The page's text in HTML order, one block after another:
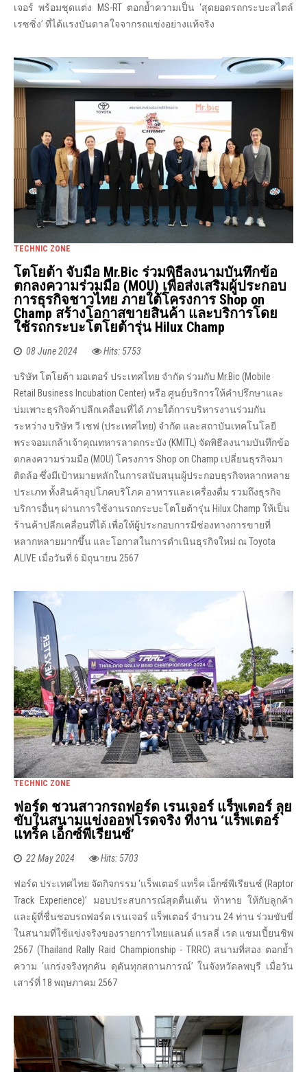
เจอร์ พร้อมชุดแต่ง MS-RT ตอกย้ำความเป็น ‘สุดยอดรถกระบะสไตล์
เรซซิ่ง’ ที่ได้แรงบันดาลใจจากรถแข่งอย่างแท้จริง
TECHNIC ZONE
โตโยต้า จับมือ Mr.Bic ร่วมพิธีลงนามบันทึกข้อ
ตกลงความร่วมมือ (MOU) เพื่อส่งเสริมผู้ประกอบ
การธุรกิจชาวไทย ภายใต้โครงการ Shop on
Champ สร้างโอกาสขายสินค้า และบริการโดย
ใช้รถกระบะโตโยต้ารุ่น Hilux Champ
08 June 2024 Hits: 5753
บริษัท โตโยต้า มอเตอร์ ประเทศไทย จำกัด ร่วมกับ Mr.Bic (Mobile
Retail Business Incubation Center) หรือ ศูนย์บริการให้คำปรึกษาและ
บ่มเพาะธุรกิจค้าปลีกเคลื่อนที่ได้ ภายใต้การบริหารงานร่วมกัน
ระหว่าง บริษัท วี เชฟ (ประเทศไทย) จำกัด และสถาบันเทคโนโลยี
พระจอมเกล้าเจ้าคุณทหารลาดกระบัง (KMITL) จัดพิธีลงนามบันทึกข้อ
ตกลงความร่วมมือ (MOU) โครงการ Shop on Champ เปลี่ยนธุรกิจมา
ติดล้อ ซึ่งมีเป้าหมายหลักในการสนับสนุนผู้ประกอบธุรกิจหลากหลาย
ประเภท ทั้งสินค้าอุปโภคบริโภค อาหารและเครื่องดื่ม รวมถึงธุรกิจ
บริการอื่นๆ ผ่านการใช้งานรถกระบะโตโยต้ารุ่น Hilux Champ ให้เป็น
ร้านค้าปลีกเคลื่อนที่ได้ เพื่อให้ผู้ประกอบการมีช่องทางการขายที่
หลากหลายมากขึ้น และโอกาสในการดำเนินธุรกิจใหม่ ณ Toyota
ALIVE เมื่อวันที่ 6 มิถุนายน 2567
TECHNIC ZONE
ฟอร์ด ชวนสาวกรถฟอร์ด เรนเจอร์ แร็พเตอร์ ลุย
ขับในสนามแข่งออฟโรดจริง ที่งาน ‘แร็พเตอร์
แทร็ค เอ็กซ์พีเรียนซ์’
22 May 2024 Hits: 5703
ฟอร์ด ประเทศไทย จัดกิจกรรม ‘แร็พเตอร์ แทร็ค เอ็กซ์พีเรียนซ์ (Raptor
Track Experience)’ มอบประสบการณ์สุดตื่นเต้น ท้าทาย ให้กับลูกค้า
และผู้ที่ชื่นชอบรถฟอร์ด เรนเจอร์ แร็พเตอร์ จำนวน 24 ท่าน ร่วมขับขี่
ในสนามที่ใช้แข่งจริงของรายการไทยแลนด์ แรลลี่ เรด แชมเปี้ยนชิพ
2567 (Thailand Rally Raid Championship - TRRC) สนามที่สอง ตอกย้ำ
ความ ‘แกร่งจริงทุกคัน ดุดันทุกสถานการณ์’ ในจังหวัดลพบุรี เมื่อวัน
เสาร์ที่ 18 พฤษภาคม 2567